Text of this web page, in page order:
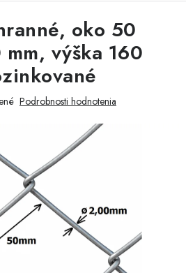
oko 50
výška 160
Podrobnosti hodnotenia